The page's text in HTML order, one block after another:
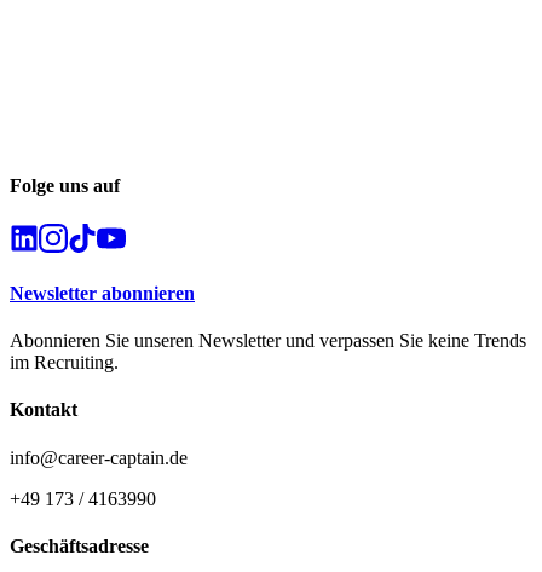
Folge uns auf
Newsletter abonnieren
Abonnieren Sie unseren Newsletter und verpassen Sie keine Trends
im Recruiting.
Kontakt
info@career-captain.de
+49 173 / 4163990
Geschäftsadresse